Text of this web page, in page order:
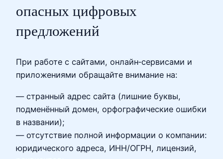
опасных цифровых
предложений
При работе с сайтами, онлайн‑сервисами и
приложениями обращайте внимание на:
— странный адрес сайта (лишние буквы,
подменённый домен, орфографические ошибки
в названии);
— отсутствие полной информации о компании:
юридического адреса, ИНН/ОГРН, лицензий,